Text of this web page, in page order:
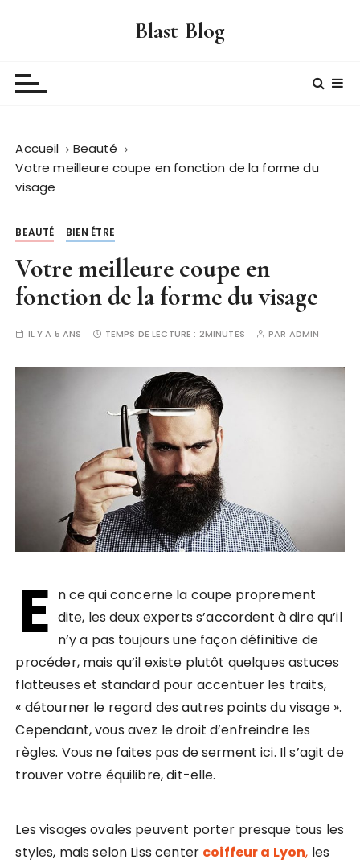
Blast Blog
Accueil
Beauté
Votre meilleure coupe en fonction de la forme du
visage
BEAUTÉ BIEN ÉTRE
Votre meilleure coupe en
fonction de la forme du visage
IL Y A 5 ANS TEMPS DE LECTURE : 2MINUTES PAR ADMIN
E n ce qui concerne la coupe proprement
dite, les deux experts s’accordent à dire qu’il
n’y a pas toujours une façon définitive de
procéder, mais qu’il existe plutôt quelques astuces
flatteuses et standard pour accentuer les traits,
« détourner le regard des autres points du visage ».
Cependant, vous avez le droit d’enfreindre les
règles. Vous ne faites pas de serment ici. Il s’agit de
trouver votre équilibre, dit-elle.
Les visages ovales peuvent porter presque tous les
styles, mais selon Liss center coiffeur a Lyon, les